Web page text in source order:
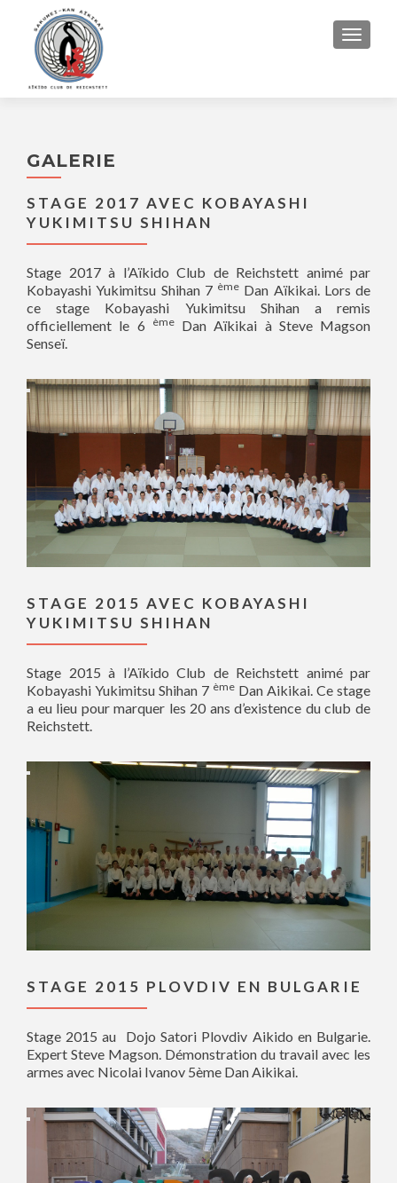
GALERIE
STAGE 2017 AVEC KOBAYASHI
YUKIMITSU SHIHAN
Stage 2017 à l’Aïkido Club de Reichstett animé par
Kobayashi Yukimitsu Shihan 7 ème Dan Aïkikai. Lors de
ce stage Kobayashi Yukimitsu Shihan a remis
officiellement le 6
èmeDan Aïkikai à Steve Magson
Senseï.
STAGE 2015 AVEC KOBAYASHI
YUKIMITSU SHIHAN
Stage 2015 à l’Aïkido Club de Reichstett animé par
Kobayashi Yukimitsu Shihan 7 ème Dan Aikikai. Ce stage
a eu lieu pour marquer les 20 ans d’existence du club de
Reichstett.
STAGE 2015 PLOVDIV EN BULGARIE
Stage 2015 au Dojo Satori Plovdiv Aikido en Bulgarie.
Expert Steve Magson. Démonstration du travail avec les
armes avec Nicolai Ivanov 5ème Dan Aikikai.